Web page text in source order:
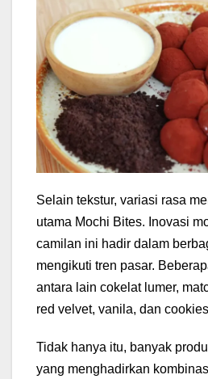
Selain tekstur, variasi rasa
utama Mochi Bites. Inovasi
camilan ini hadir dalam
mengikuti tren pasar.
antara lain cokelat lumer,
red velvet, vanila, dan
Tidak hanya itu, banyak
yang menghadirkan